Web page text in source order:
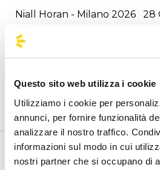
Questo sito web utilizza i cookie
Utilizziamo i cookie per
annunci, per fornire funzionalità
analizzare il nostro traffico.
informazioni sul modo in cui
nostri partner che si occupano di
Niall Horan - Milano 2026 28
Niall Horan - Bologna
Laura Pausini - Bologna
2026
03
Nayt - Padova 2026
Benvenuto nella pagina delle